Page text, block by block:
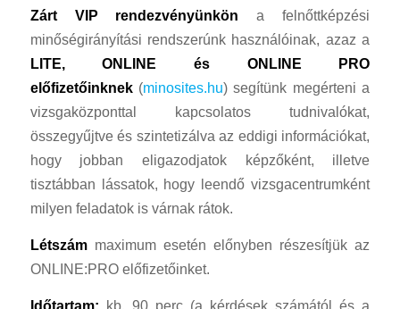
Zárt VIP rendezvényünkön a felnőttképzési
minőségirányítási rendszerúnk használóinak, azaz a
LITE,
ONLINE és ONLINE PRO
előfizetőinknek(minosites.hu) segítünk megérteni a
vizsgaközponttal kapcsolatos tudnivalókat,
összegyűjtve és szintetizálva az eddigi információkat,
hogy jobban eligazodjatok képzőként, illetve
tisztábban lássatok, hogy leendő vizsgacentrumként
milyen feladatok is várnak rátok.
Létszámmaximum esetén előnyben részesítjük az
ONLINE:PRO előfizetőinket.
Időtartam: kb. 90 perc (a kérdések számától és a